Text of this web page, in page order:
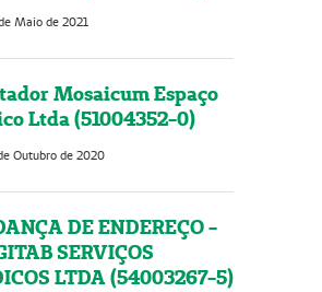
Maio de 2021
Mosaicum Espaço
Ltda (51004352-0)
Outubro de 2020
DE ENDEREÇO -
SERVIÇOS
LTDA (54003267-5)